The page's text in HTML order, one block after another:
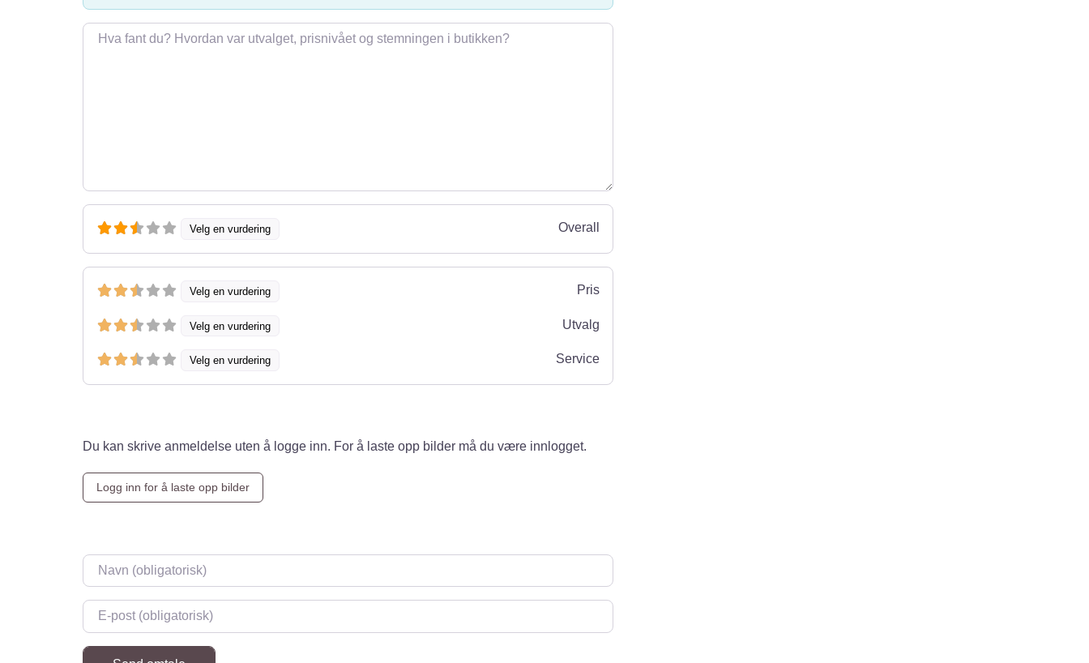
Omtale
Velg en vurdering Overall
Velg en vurdering Pris
Velg en vurdering Utvalg
Velg en vurdering Service
Du kan skrive anmeldelse uten å logge inn. For å laste opp bilder må du være innlogget.
Logg inn for å laste opp bilder
Navn
E-post